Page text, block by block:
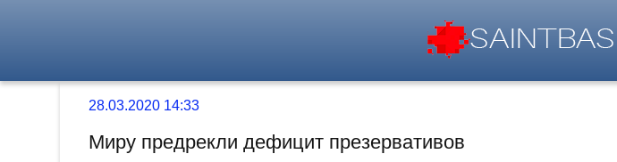
28.03.2020 14:33
Миру предрекли дефицит презервативов